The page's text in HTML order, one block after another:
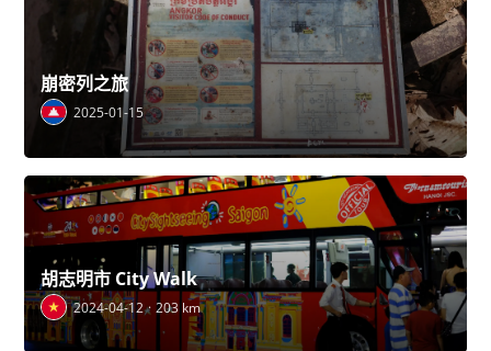
崩密列之旅
2025-01-15
胡志明市 City Walk
2024-04-12 203 km